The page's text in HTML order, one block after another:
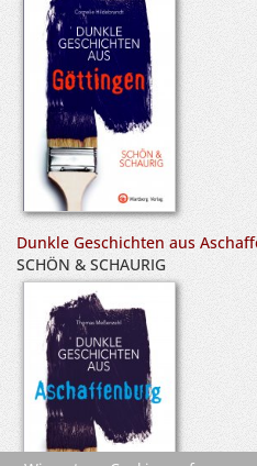
Dunkle Geschichten aus
SCHÖN & SCHAURIG